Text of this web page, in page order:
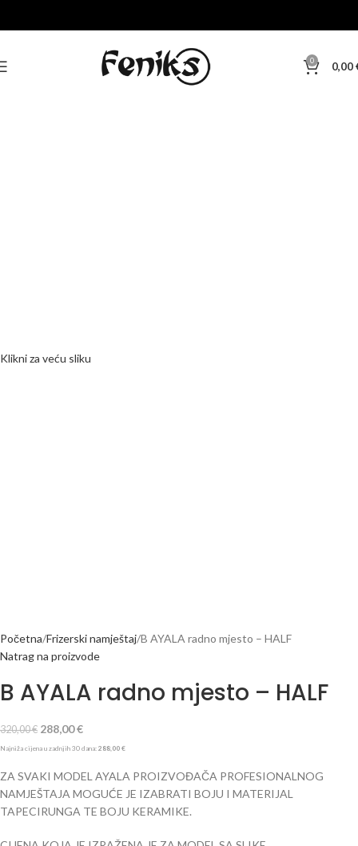
0 0,00
Klikni za veću sliku
Početna Frizerski namještaj B AYALA radno mjesto – HALF
Natrag na proizvode
B AYALA radno mjesto – HALF
320,00€ 288,00€
Najniža cijena u zadnjih 30 dana: 288,00 €
ZA SVAKI MODEL AYALA PROIZVOĐAČA PROFESIONALNOG
NAMJEŠTAJA MOGUĆE JE IZABRATI BOJU I MATERIJAL
TAPECIRUNGA TE BOJU KERAMIKE.